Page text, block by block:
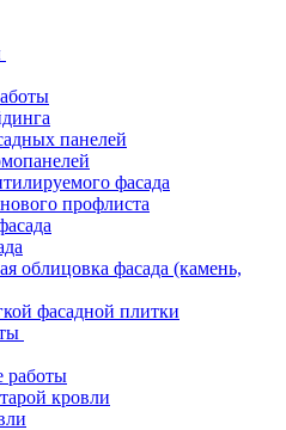
панелей
фасада
профлиста
облицовка фасада (камень,
фасадной плитки
работы
кровли